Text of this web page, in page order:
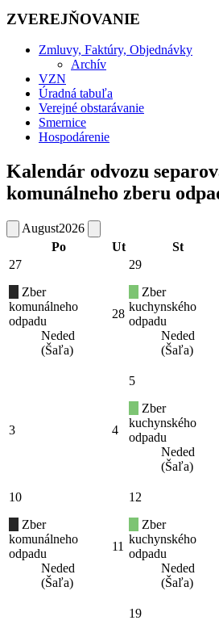
ZVEREJŇOVANIE
Zmluvy, Faktúry, Objednávky
Archív
VZN
Úradná tabuľa
Verejné obstarávanie
Smernice
Hospodárenie
Kalendár odvozu
komunálneho zberu
August2026
Po
Ut St
27
Zber
komunálneho
odpadu
Neded
(Šaľa)
28
29
Zber
kuchynského
odpadu
Neded
(Šaľa)
3 4
5
Zber
kuchynského
odpadu
Neded
(Šaľa)
10
Zber
komunálneho
odpadu
Neded
(Šaľa)
11
12
Zber
kuchynského
odpadu
Neded
(Šaľa)
19